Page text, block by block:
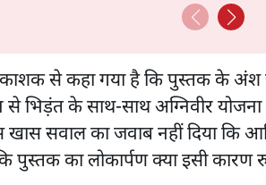
से कहा गया है कि पुस्तक के अंश
भिड़ंत के साथ-साथ अग्निवीर योजना
सवाल का जवाब नहीं दिया कि
पुस्तक का लोकार्पण क्या इसी